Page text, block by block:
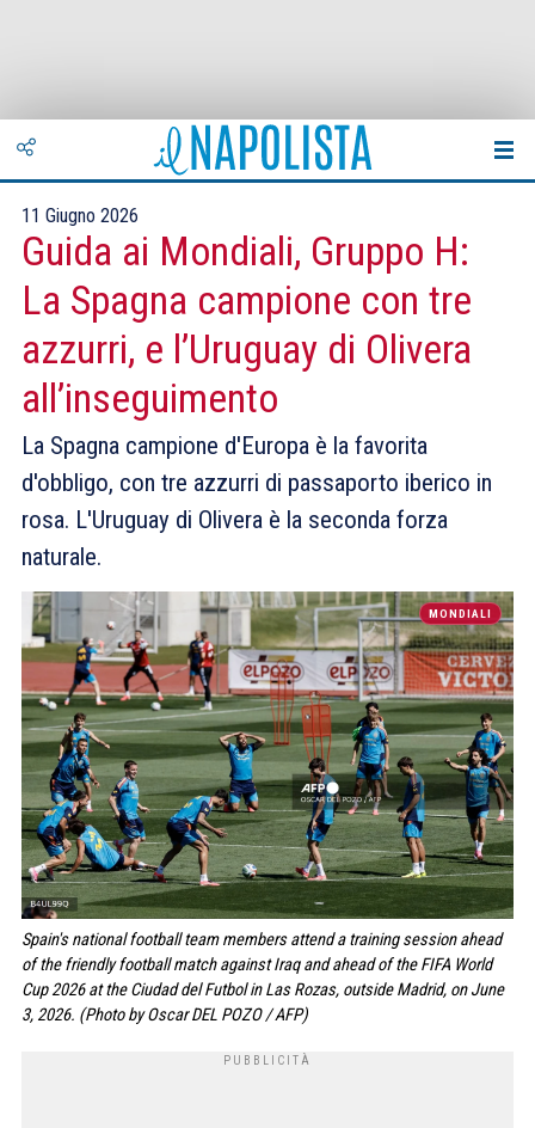
11 Giugno 2026
Guida ai Mondiali, Gruppo H:
La Spagna campione con tre
azzurri, e l’Uruguay di Olivera
all’inseguimento
La Spagna campione d'Europa è la favorita
d'obbligo, con tre azzurri di passaporto iberico in
rosa. L'Uruguay di Olivera è la seconda forza
naturale.
MONDIALI
Spain's national football team members attend a training session ahead
of the friendly football match against Iraq and ahead of the FIFA World
Cup 2026 at the Ciudad del Futbol in Las Rozas, outside Madrid, on June
3, 2026. (Photo by Oscar DEL POZO / AFP)